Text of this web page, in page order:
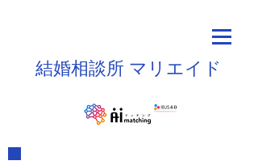
結婚相談所 マリエイド